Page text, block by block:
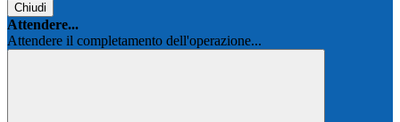
Chiudi
Attendere...
Attendere il completamento dell'operazione...